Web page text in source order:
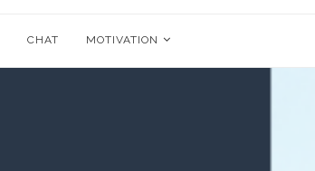
CHAT MOTIVATION